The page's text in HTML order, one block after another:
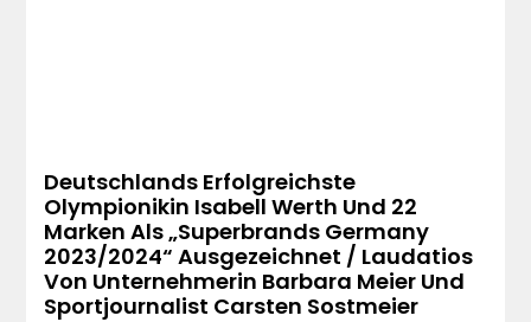
Deutschlands Erfolgreichste
Olympionikin Isabell Werth Und 22
Marken Als „Superbrands Germany
2023/2024“ Ausgezeichnet / Laudatios
Von Unternehmerin Barbara Meier Und
Sportjournalist Carsten Sostmeier